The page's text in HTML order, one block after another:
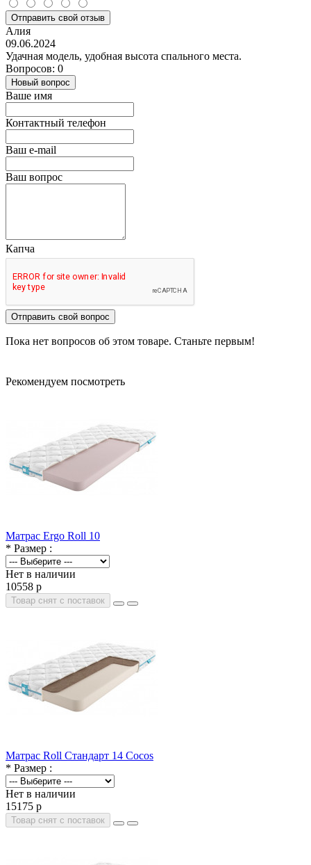
Отправить свой отзыв
Алия
09.06.2024
Удачная модель, удобная высота спального места.
Вопросов: 0
Новый вопрос
Ваше имя
Контактный телефон
Ваш e-mail
Ваш вопрос
Капча
Отправить свой вопрос
Пока нет вопросов об этом товаре. Станьте первым!
Рекомендуем посмотреть
Матрас Ergo Roll 10
* Размер :
Нет в наличии
10558 р
Товар снят с поставок
Матрас Roll Стандарт 14 Cocos
* Размер :
Нет в наличии
15175 р
Товар снят с поставок